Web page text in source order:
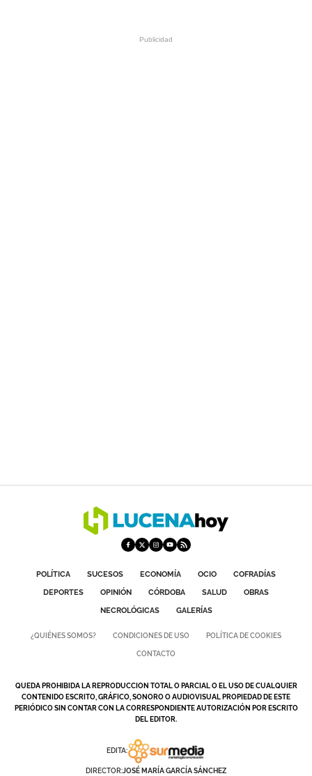
POLÍTICA SUCESOS ECONOMÍA OCIO
COFRADÍAS
DEPORTES
OPINIÓN CÓRDOBA SALUD
OBRAS
NECROLÓGICAS
GALERÍAS
¿QUIÉNES SOMOS? CONDICIONES DE USO POLÍTICA DE COOKIES
CONTACTO
QUEDA PROHIBIDA LA REPRODUCCION TOTAL O PARCIAL O EL USO DE CUALQUIER
CONTENIDO ESCRITO, GRÁFICO, SONORO O AUDIOVISUAL PROPIEDAD DE ESTE
PERIÓDICO SIN CONTAR CON LA CORRESPONDIENTE AUTORIZACIÓN POR ESCRITO
DEL EDITOR.
EDITA:
DIRECTOR:JOSÉ MARÍA GARCÍA SÁNCHEZ